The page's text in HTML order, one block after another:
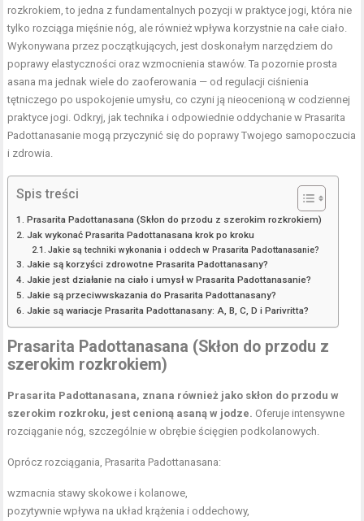
rozkrokiem, to jedna z fundamentalnych pozycji w praktyce jogi, która nie
tylko rozciąga mięśnie nóg, ale również wpływa korzystnie na całe ciało.
Wykonywana przez początkujących, jest doskonałym narzędziem do
poprawy elastyczności oraz wzmocnienia stawów. Ta pozornie prosta
asana ma jednak wiele do zaoferowania — od regulacji ciśnienia
tętniczego po uspokojenie umysłu, co czyni ją nieocenioną w codziennej
praktyce jogi. Odkryj, jak technika i odpowiednie oddychanie w Prasarita
Padottanasanie mogą przyczynić się do poprawy Twojego samopoczucia
i zdrowia.
Spis treści
Prasarita Padottanasana (Skłon do przodu z szerokim rozkrokiem)
Jak wykonać Prasarita Padottanasana krok po kroku
Jakie są techniki wykonania i oddech w Prasarita Padottanasanie?
Jakie są korzyści zdrowotne Prasarita Padottanasany?
Jakie jest działanie na ciało i umysł w Prasarita Padottanasanie?
Jakie są przeciwwskazania do Prasarita Padottanasany?
Jakie są wariacje Prasarita Padottanasany: A, B, C, D i Parivritta?
Prasarita Padottanasana (Skłon do przodu z
szerokim rozkrokiem)
Prasarita Padottanasana, znana również jako skłon do przodu w
szerokim rozkroku, jest cenioną asaną w jodze. Oferuje intensywne
rozciąganie nóg, szczególnie w obrębie ścięgien podkolanowych.
Oprócz rozciągania, Prasarita Padottanasana:
wzmacnia stawy skokowe i kolanowe,
pozytywnie wpływa na układ krążenia i oddechowy,